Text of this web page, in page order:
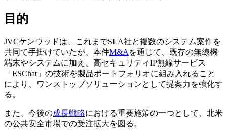
目的
JVCケンウッドは、これまでSLA社と複数のシステム案件を
共同で手掛けていたが、本件M&A を通じて、既存の無線機
端末やシステムに加え、高セキュリティIP無線サービス
「ESChat」の技術を製品ポートフォリオに組み入れること
により、ワンストップソリューションとして提案力を強化す
る。
また、今後の成長戦略における重要施策の一つとして、北米
の公共安全市場での受注拡大を図る。